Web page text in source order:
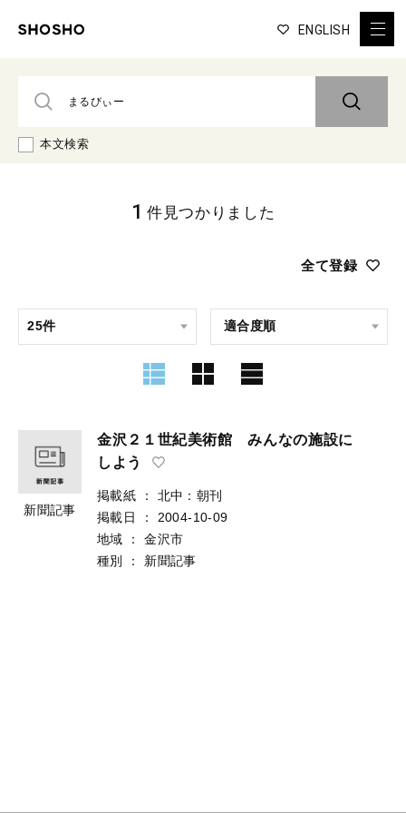
ENGLISH
本文検索
全て登録
1 件見つかりました
新聞記事
金沢２１世紀美術館 みんなの施設に
しよう
掲載紙 ：
北中：朝刊
掲載日
：
2004-10-09
地域
：
金沢市
種別
： 新聞記事